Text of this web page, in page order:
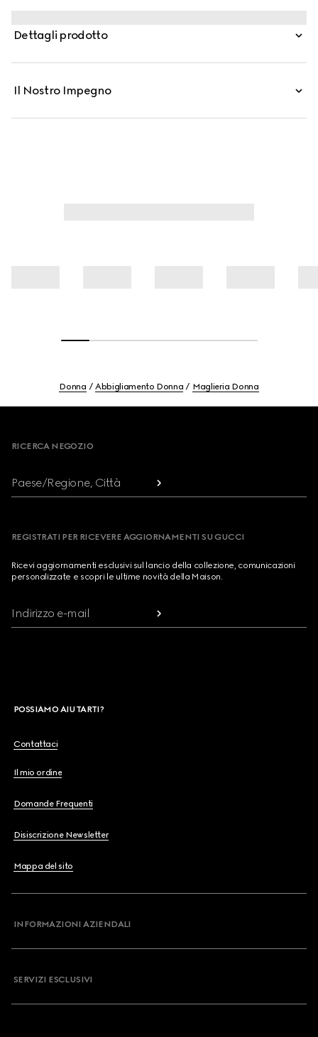
Dettagli prodotto
Il Nostro Impegno
Donna Abbigliamento Donna Maglieria Donna
RICERCA NEGOZIO
Paese/Regione, Città
REGISTRATI PER RICEVERE AGGIORNAMENTI SU GUCCI
Ricevi aggiornamenti esclusivi sul lancio della collezione, comunicazioni
personalizzate e scopri le ultime novità della Maison.
Indirizzo e-mail
POSSIAMO AIUTARTI?
Contattaci
Il mio ordine
Domande Frequenti
Disiscrizione Newsletter
Mappa del sito
INFORMAZIONI AZIENDALI
SERVIZI ESCLUSIVI